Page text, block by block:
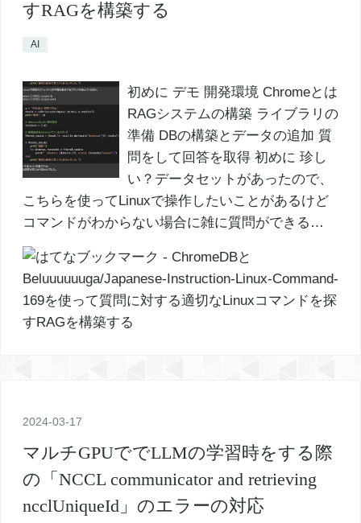
すRAGを構築する
AI
初めに デモ 開発環境 Chromeとは
RAGシステムの構築 ライブラリの
準備 DBの構築とデータの追加 質
問をして回答を取得 初めに 珍し
い？データセットがあったので、
こちらを使ってLinuxで操作したいことがあるけど
コマンドがわからない場合に雑に質問ができる…
2024-03-17
マルチGPUででLLMの学習時をする際
の「NCCL communicator and retrieving
ncclUniqueId」のエラーの対応